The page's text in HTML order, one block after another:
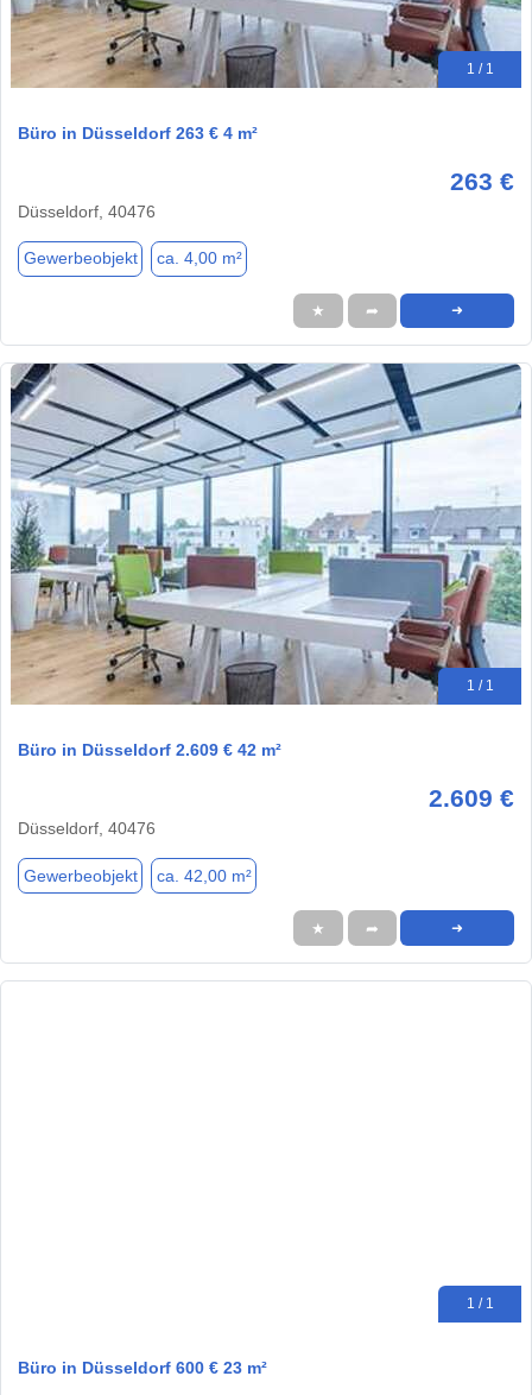
1 / 1
Büro in Düsseldorf 263 € 4 m²
263 €
Düsseldorf, 40476
Gewerbeobjekt ca. 4,00 m²
★ ➦ ➜
1 / 1
Büro in Düsseldorf 2.609 € 42 m²
2.609 €
Düsseldorf, 40476
Gewerbeobjekt ca. 42,00 m²
★ ➦ ➜
1 / 1
Büro in Düsseldorf 600 € 23 m²